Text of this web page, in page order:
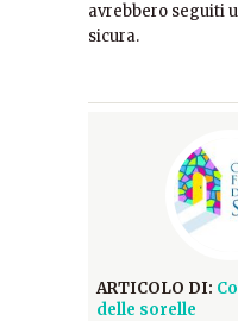
avrebbero seguiti
sicura.
ARTICOLO DI:
delle sorelle